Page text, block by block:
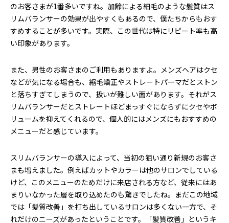
のお客さまが1番多いですね。加齢による細毛のような髪質はス
リムバランサーの効果が出やすくもあるので、僕たちからもおす
すめすることが多いです。実際、この世代は特にリピート率も高
い印象があります。
また、男性のお客さまのご利用もありますよ。メンズヘアはクセ
などが気になる場合も、縮毛矯正やストレートパーマだとストン
と落ちすぎてしまうので、扱いが難しい面があります。それがス
リムバランサーだとストレートほどまっすぐにならずにクセやボ
リュームを抑えてくれるので、個人的にはメンズにもおすすめの
メニューだと感じています。
スリムバランサーの導入によって、当初の狙い通り新規のお客さ
まも増えました。例えばカットやカラーは他のサロンでしている
けど、このメニューのためだけに来店される方など、従来にはあ
まりいなかった層を取り込めたのも驚きでしたね。まだこの地域
では「髪質改善」を打ち出しているサロンは多くない一方で、そ
れだけのニーズがあったということです。「髪質改善」というキ